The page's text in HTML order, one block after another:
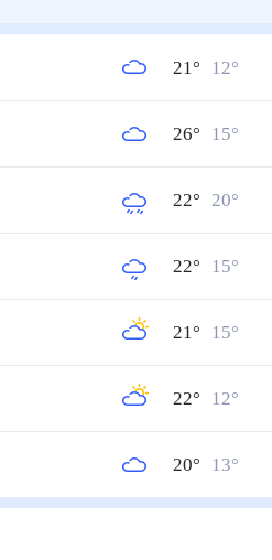
21° 12°
26° 15°
22° 20°
22° 15°
21° 15°
22° 12°
20° 13°